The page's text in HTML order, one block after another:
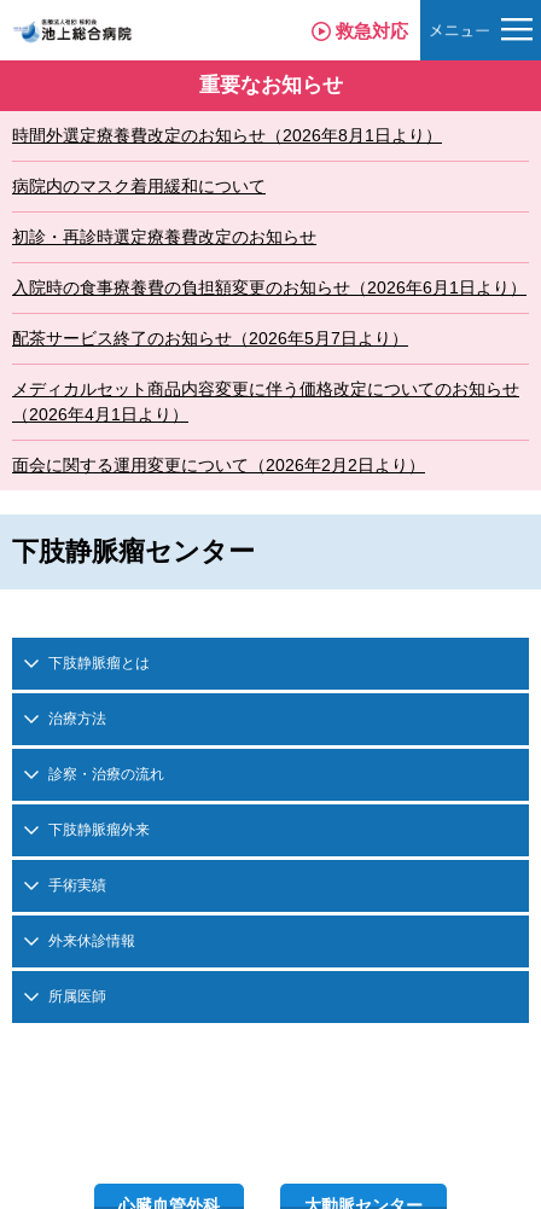
救急対応
重要なお知らせ
時間外選定療養費改定のお知らせ（2026年8月1日より）
病院内のマスク着用緩和について
初診・再診時選定療養費改定のお知らせ
入院時の食事療養費の負担額変更のお知らせ（2026年6月1日より）
配茶サービス終了のお知らせ（2026年5月7日より）
メディカルセット商品内容変更に伴う価格改定についてのお知らせ
（2026年4月1日より）
面会に関する運用変更について（2026年2月2日より）
下肢静脈瘤センター
下肢静脈瘤とは
治療方法
診察・治療の流れ
下肢静脈瘤外来
手術実績
外来休診情報
所属医師